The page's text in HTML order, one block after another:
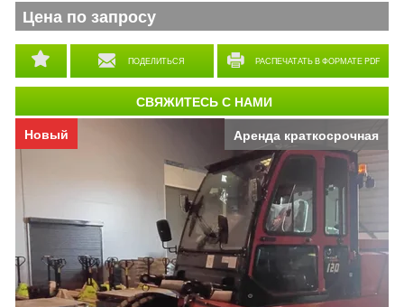
Аренда краткосрочная
Новый
ПОДЕЛИТЬСЯ РАСПЕЧАТАТЬ В ФОРМАТЕ PDF
Цена по запросу
СВЯЖИТЕСЬ С НАМИ